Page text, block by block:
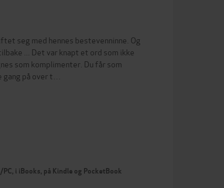
seg med hennes bestevenninne. Og
... Det var knapt et ord som ikke
som komplimenter. Du får som
på over t…
i iBooks, på Kindle og PocketBook